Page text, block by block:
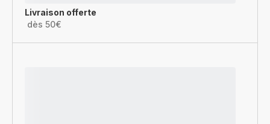
Livraison offerte
dès 50€